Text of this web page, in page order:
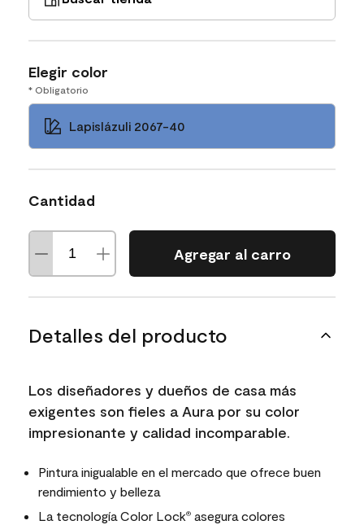
Elegir color
* Obligatorio
Lapislázuli 2067-40
Cantidad
Agregar al carro
Detalles del producto
Los diseñadores y dueños de casa más
exigentes son fieles a Aura por su color
impresionante y calidad incomparable.
Pintura inigualable en el mercado que ofrece buen
rendimiento y belleza
La tecnología Color Lock® asegura colores